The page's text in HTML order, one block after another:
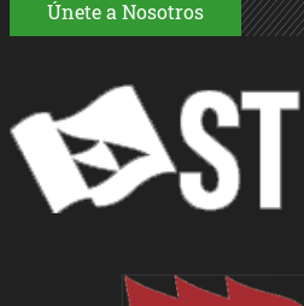
Únete a Nosotros